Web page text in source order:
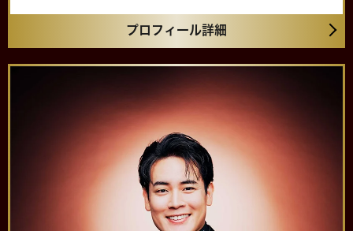
プロフィール詳細
アプリの詳細はこちら